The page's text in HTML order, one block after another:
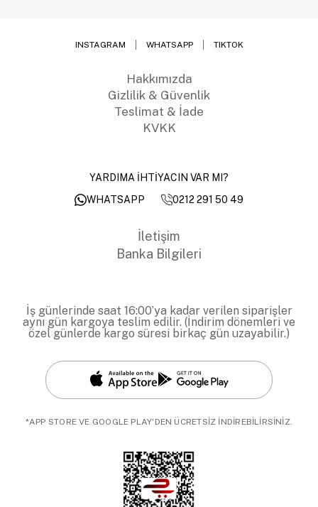
INSTAGRAM WHATSAPP TIKTOK
Hakkımızda
Gizlilik & Güvenlik
Teslimat & İade
KVKK
YARDIMA İHTİYACIN VAR MI?
WHATSAPP
0212 291 50 49
İletişim
Banka Bilgileri
İş günlerinde saat 16:00’ya kadar verilen siparişler
aynı gün kargoya teslim edilir. (İndirim dönemleri ve
özel günlerde kargo süresi birkaç gün uzayabilir.)
*APP STORE VE GOOGLE PLAY'DEN ÜCRETSİZ İNDİREBİLİRSİNİZ.